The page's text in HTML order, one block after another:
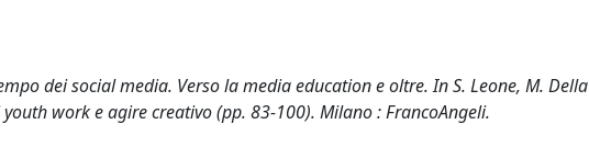
dei social media. Verso la media education e oltre. In S. Leone, M. Della
work e agire creativo (pp. 83-100). Milano : FrancoAngeli.